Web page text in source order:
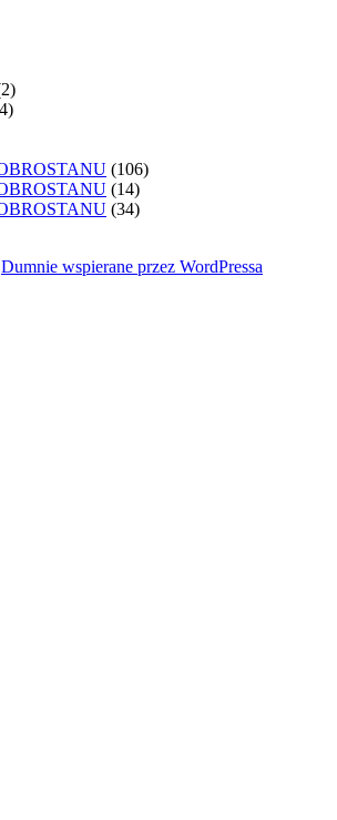
(106)
(14)
(34)
Dumnie wspierane przez WordPressa